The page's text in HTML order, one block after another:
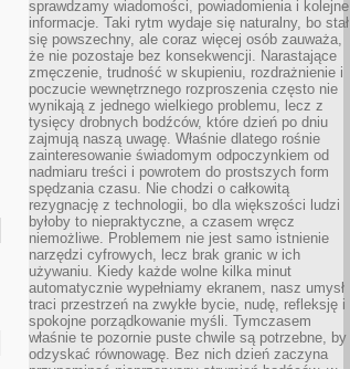
sprawdzamy wiadomości, powiadomienia i kolejne
informacje. Taki rytm wydaje się naturalny, bo stał
się powszechny, ale coraz więcej osób zauważa,
że nie pozostaje bez konsekwencji. Narastające
zmęczenie, trudność w skupieniu, rozdrażnienie i
poczucie wewnętrznego rozproszenia często nie
wynikają z jednego wielkiego problemu, lecz z
tysięcy drobnych bodźców, które dzień po dniu
zajmują naszą uwagę. Właśnie dlatego rośnie
zainteresowanie świadomym odpoczynkiem od
nadmiaru treści i powrotem do prostszych form
spędzania czasu. Nie chodzi o całkowitą
rezygnację z technologii, bo dla większości ludzi
byłoby to niepraktyczne, a czasem wręcz
niemożliwe. Problemem nie jest samo istnienie
narzędzi cyfrowych, lecz brak granic w ich
używaniu. Kiedy każde wolne kilka minut
automatycznie wypełniamy ekranem, nasz umysł
traci przestrzeń na zwykłe bycie, nudę, refleksję i
spokojne porządkowanie myśli. Tymczasem
właśnie te pozornie puste chwile są potrzebne, by
odzyskać równowagę. Bez nich dzień zaczyna